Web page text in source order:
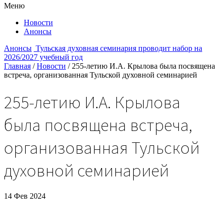
Меню
Новости
Анонсы
Анонсы Тульская духовная семинария проводит набор на
2026/2027 учебный год
Главная / Новости / 255-летию И.А. Крылова была посвящена
встреча, организованная Тульской духовной семинарией
255-летию И.А. Крылова
была посвящена встреча,
организованная Тульской
духовной семинарией
14 Фев 2024